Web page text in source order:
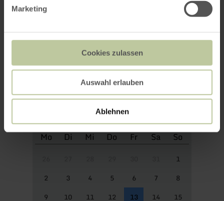
Marketing
Cookies zulassen
Auswahl erlauben
Ablehnen
Further
appointments
Mo Di Mi Do Fr Sa So
1
2
3 4 5 6 7
8
9
10 11 12 13 14
15